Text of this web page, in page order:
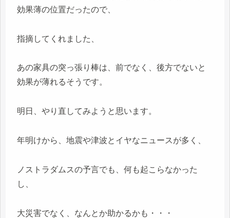
効果薄の位置だったので、
指摘してくれました、
あの家具の突っ張り棒は、前でなく、後方でないと
効果が薄れるそうです。
明日、やり直してみようと思います。
年明けから、地震や津波とイヤなニュースが多く、
ノストラダムスの予言でも、何も起こらなかった
し、
大災害でなく、なんとか助かるかも・・・